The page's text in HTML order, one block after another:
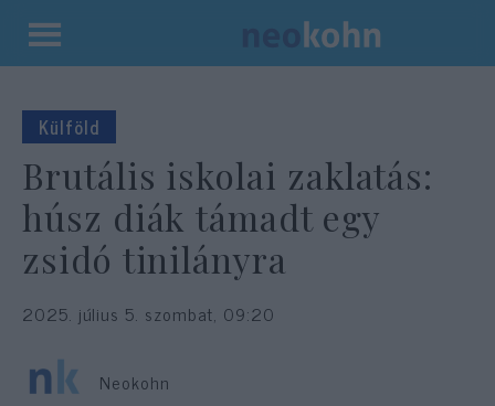
Kilépés
tartalomba
Külföld
Brutális iskolai zaklatás:
húsz diák támadt egy
zsidó tinilányra
2025. július 5. szombat, 09:20
Neokohn